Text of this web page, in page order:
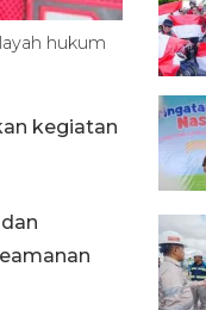
hukum
kegiatan